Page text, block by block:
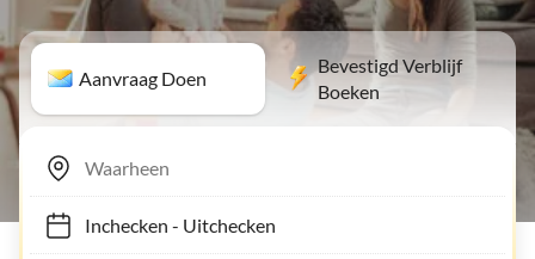
Aanvraag Doen
Bevestigd Verblijf
Boeken
Inchecken- Uitchecken